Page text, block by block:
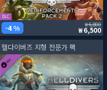
DLC
4 % 6,800
6,500
헬다이버즈 지형 전문가 팩